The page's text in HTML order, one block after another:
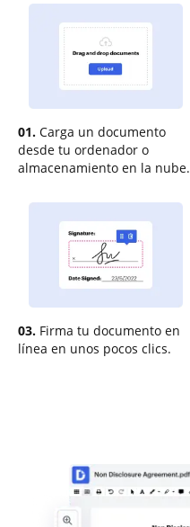
01. Carga un documento
desde tu ordenador o
almacenamiento en la nube.
03. Firma tu documento en
línea en unos pocos clics.